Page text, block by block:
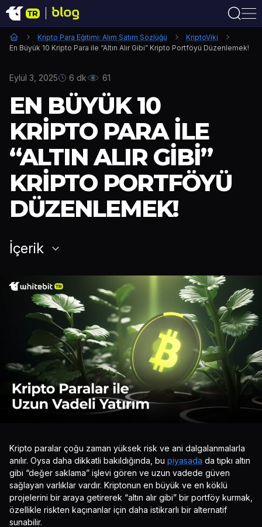
Kripto Para Eğitimi: Alım Satım Sözlüğü
KriptoViki
En Büyük 10 Kripto Para ile “Altın Alır Gibi” Kripto Portföyü Düzenlemek!
Eylül 3, 2025 6 dk 61
EN BÜYÜK 10
KRIPTO PARA ILE
“ALTIN ALIR GIBI”
KRIPTO PORTFÖYÜ
DÜZENLEMEK!
İçerik
Kripto paralar çoğu zaman yüksek risk ve ani dalgalanmalarla
anılır. Oysa daha dikkatli bakıldığında, bu piyasada da tıpkı altın
gibi “değer saklama” işlevi gören ve uzun vadede güven
sağlayan varlıklar vardır. Kriptonun en büyük ve en köklü
projelerini bir araya getirerek “altın alır gibi” bir portföy kurmak,
özellikle riskten kaçınanlar için daha istikrarlı bir alternatif
sunabilir.